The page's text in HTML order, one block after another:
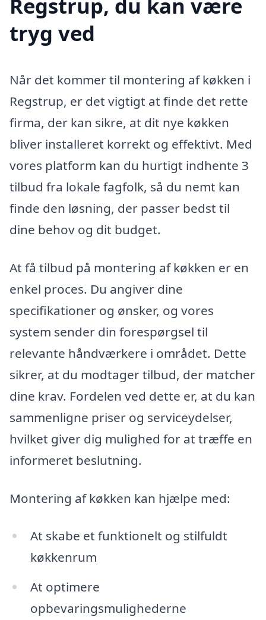
Regstrup, du kan være
tryg ved
Når det kommer til montering af køkken i
Regstrup, er det vigtigt at finde det rette
firma, der kan sikre, at dit nye køkken
bliver installeret korrekt og effektivt. Med
vores platform kan du hurtigt indhente 3
tilbud fra lokale fagfolk, så du nemt kan
finde den løsning, der passer bedst til
dine behov og dit budget.
At få tilbud på montering af køkken er en
enkel proces. Du angiver dine
specifikationer og ønsker, og vores
system sender din forespørgsel til
relevante håndværkere i området. Dette
sikrer, at du modtager tilbud, der matcher
dine krav. Fordelen ved dette er, at du kan
sammenligne priser og serviceydelser,
hvilket giver dig mulighed for at træffe en
informeret beslutning.
Montering af køkken kan hjælpe med:
At skabe et funktionelt og stilfuldt
køkkenrum
At optimere
opbevaringsmulighederne